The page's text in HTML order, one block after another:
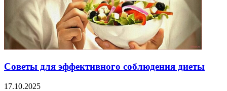
Советы для эффективного соблюдения диеты
17.10.2025